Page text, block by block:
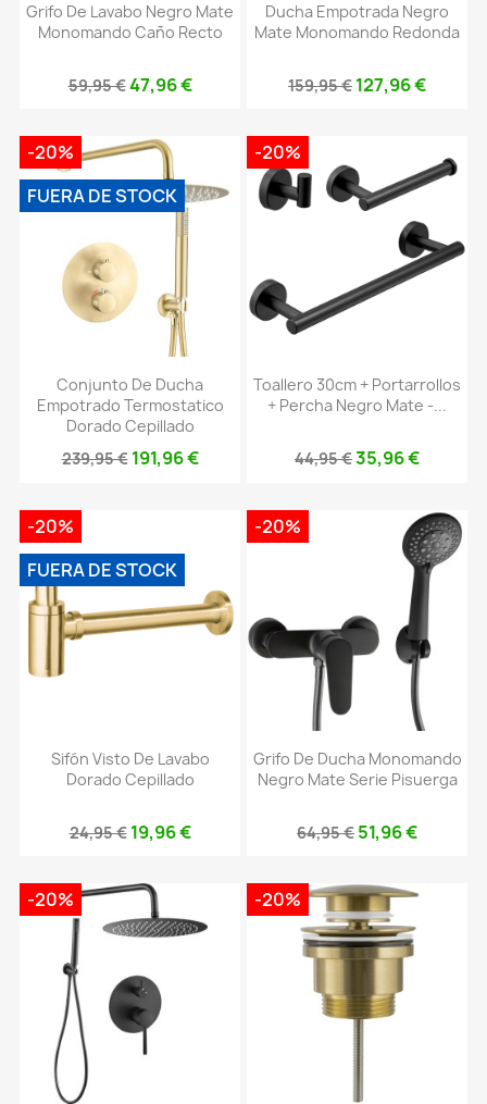
Grifo De Lavabo Negro Mate
Monomando Caño Recto
59,95 €47,96 €
Ducha Empotrada Negro
Mate Monomando Redonda
159,95 € 127,96 €
Conjunto De Ducha
Empotrado Termostatico
Dorado Cepillado
239,95 € 191,96 €
-20%
FUERA DE STOCK
Toallero 30cm + Portarrollos
+ Percha Negro Mate -...
44,95 €35,96 €
-20%
Sifón Visto De Lavabo
Dorado Cepillado
24,95 € 19,96 €
-20%
FUERA DE STOCK
Grifo De Ducha Monomando
Negro Mate Serie Pisuerga
64,95 € 51,96 €
-20%
-20% -20%